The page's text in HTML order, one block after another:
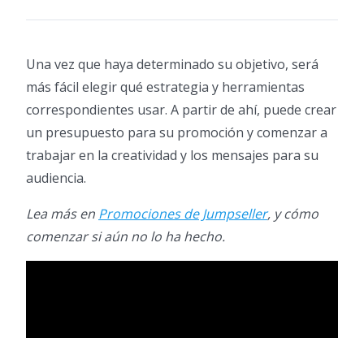
Una vez que haya determinado su objetivo, será
más fácil elegir qué estrategia y herramientas
correspondientes usar. A partir de ahí, puede crear
un presupuesto para su promoción y comenzar a
trabajar en la creatividad y los mensajes para su
audiencia.
Lea más en Promociones de Jumpseller, y cómo
comenzar si aún no lo ha hecho.